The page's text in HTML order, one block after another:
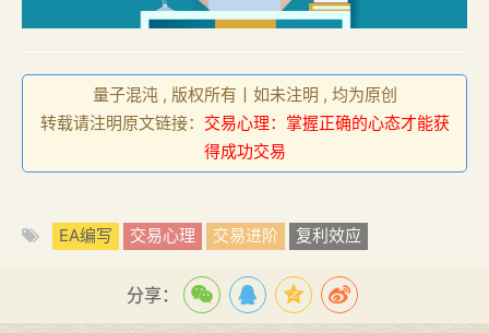
量子混沌 , 版权所有丨如未注明 , 均为原创
转载请注明原文链接： 交易心理：掌握正确的心态才能获
得成功交易
EA编写 交易心理 交易进阶 复利效应
分享：